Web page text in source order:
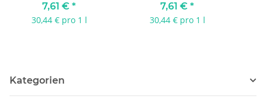
7,61 € *
30,44 € pro 1 l
7,61 € *
30,44 € pro 1 l
Kategorien